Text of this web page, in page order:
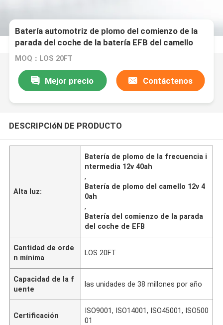
Batería automotriz de plomo del comienzo de la
parada del coche de la batería EFB del camello
12v 40ah de la frecuencia intermedia
MOQ：LOS 20FT
Mejor precio Contáctenos
DESCRIPCIóN DE PRODUCTO
Alta luz:
Batería de plomo de la frecuencia i
ntermedia 12v 40ah
,
Batería de plomo del camello 12v 4
0ah
,
Batería del comienzo de la parada
del coche de EFB
Cantidad de orde
n mínima
LOS 20FT
Capacidad de la f
uente
las unidades de 38 millones por año
Certificación
ISO9001, ISO14001, ISO45001, ISO500
01